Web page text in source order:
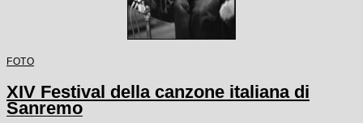
FOTO
XIV Festival della canzone italiana di
Sanremo